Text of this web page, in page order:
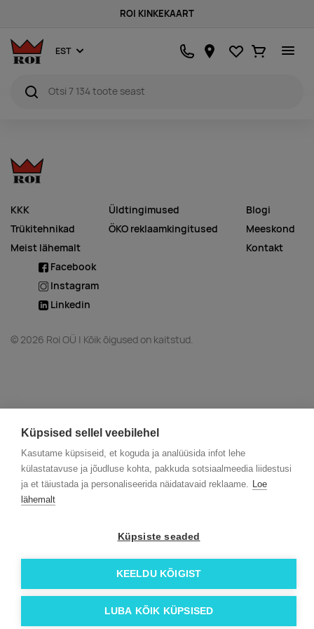
Küpsised sellel veebilehel
Kasutame küpsiseid, et koguda ja analüüsida infot lehe
külastatavuse ja jõudluse kohta, pakkuda sotsiaalmeedia liidestusi
ja et täiustada ja personaliseerida näidatavaid reklaame. Loe
lähemalt
Küpsiste seaded
KEELDU KÕIGIST
LUBA KÕIK KÜPSISED
ROI KINKEKAART
EST Lemmikud
Ostukorv
KKK
Trükitehnikad
Meist lähemalt
Üldtingimused
ÖKO reklaamkingitused
Blogi
Meeskond
Kontakt
Facebook
Instagram
Linkedin
© 2026 Roi OÜ | Kõik õigused on kaitstud.